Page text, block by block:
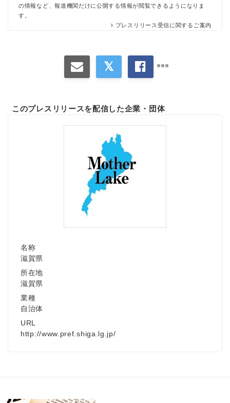
の情報など、報道機関だけに公開する情報が閲覧できるようになりま
す。
プレスリリース受信に関するご案内
このプレスリリースを配信した企業・団体
名称
滋賀県
所在地
滋賀県
業種
自治体
URL
http://www.pref.shiga.lg.jp/